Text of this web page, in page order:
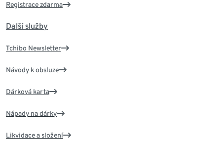
Registrace zdarma
Další služby
Tchibo Newsletter
Návody k obsluze
Dárková karta
Nápady na dárky
Likvidace a složení